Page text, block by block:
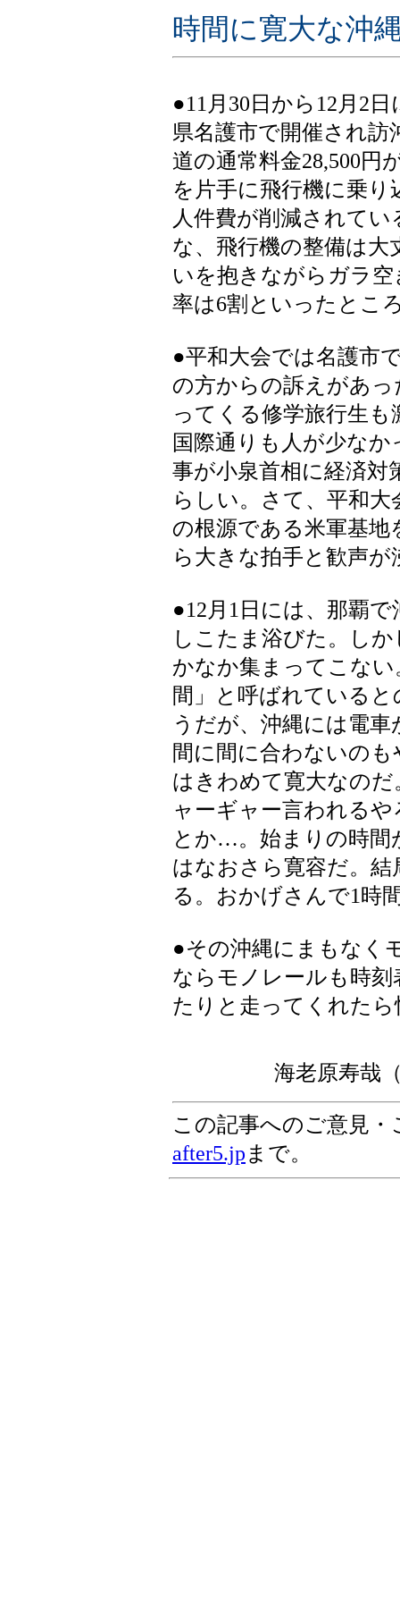
時間に寛大な沖
●11月30日から12月2
県名護市で開催され訪
道の通常料金28,500円
を片手に飛行機に乗
人件費が削減されて
な、飛行機の整備は
いを抱きながらガラ
率は6割といったとこ
●平和大会では名護市
の方からの訴えがあ
ってくる修学旅行生
国際通りも人が少な
事が小泉首相に経済対
らしい。さて、平和
の根源である米軍基
ら大きな拍手と歓声
●12月1日には、那覇
しこたま浴びた。し
かなか集まってこな
間」と呼ばれている
うだが、沖縄には電
間に間に合わないの
はきわめて寛大なの
ャーギャー言われる
とか…。始まりの時間
はなおさら寛容だ。
る。おかげさんで1時
●その沖縄にまもなく
ならモノレールも時
たりと走ってくれた
海老原寿哉
この記事へのご意見・
after5.jp まで。